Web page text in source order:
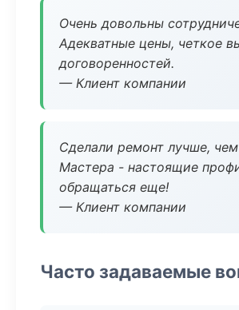
Очень довольны
Адекватные цены, четкое
договоренностей.
— Клиент компании
Сделали ремонт лучше,
Мастера - настоящие
обращаться еще!
— Клиент компании
Часто задаваемые